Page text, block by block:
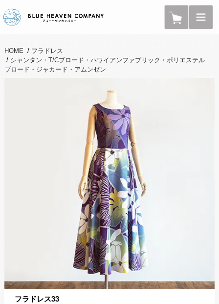
HOME / フラドレス
/ シャンタン・T/Cブロード・ハワイアンファブリック・ポリエステル
ブロード・ジャカード・アムンゼン
フラドレス33